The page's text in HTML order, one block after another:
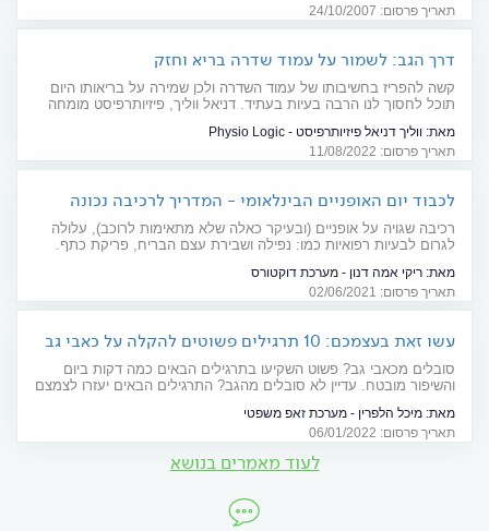
תאריך פרסום: 24/10/2007
דרך הגב: לשמור על עמוד שדרה בריא וחזק
קשה להפריז בחשיבותו של עמוד השדרה ולכן שמירה על בריאותו היום
תוכל לחסוך לנו הרבה בעיות בעתיד. דניאל ווליך, פיזיותרפיסט מומחה
לתחזק את הציר המרכזי החשוב בגוף
מאת: ווליך דניאל פיזיותרפיסט - Physio Logic
תאריך פרסום: 11/08/2022
לכבוד יום האופניים הבינלאומי - המדריך לרכיבה נכונה
רכיבה שגויה על אופניים (ובעיקר כאלה שלא מתאימות לרוכב), עלולה
לגרום לבעיות רפואיות כמו: נפילה ושבירת עצם הבריח, פריקת כתף.
איך לרכב נכון ולהימנע מפגיעות?
מאת: ריקי אמה דנון - מערכת דוקטורס
תאריך פרסום: 02/06/2021
עשו זאת בעצמכם: 10 תרגילים פשוטים להקלה על כאבי גב
סובלים מכאבי גב? פשוט השקיעו בתרגילים הבאים כמה דקות ביום
והשיפור מובטח. עדיין לא סובלים מהגב? התרגילים הבאים יעזרו לצמצם
מאת: מיכל הלפרין - מערכת זאפ משפטי
תאריך פרסום: 06/01/2022
לעוד מאמרים בנושא